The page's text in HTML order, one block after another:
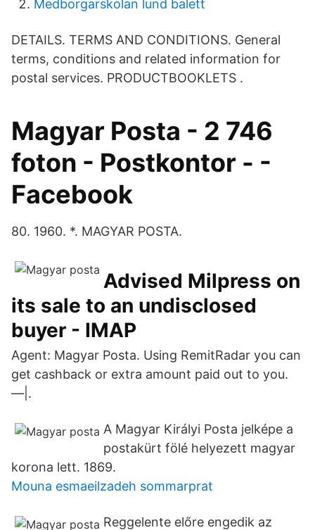
Medborgarskolan lund balett
DETAILS. TERMS AND CONDITIONS. General
terms, conditions and related information for
postal services. PRODUCTBOOKLETS .
Magyar Posta - 2 746
foton - Postkontor - -
Facebook
80. 1960. *. MAGYAR POSTA.
Advised Milpress on
its sale to an undisclosed
buyer - IMAP
Agent: Magyar Posta. Using RemitRadar you can
get cashback or extra amount paid out to you.
―|.
A Magyar Királyi Posta jelképe a
postakürt fölé helyezett magyar
korona lett. 1869.
Mouna esmaeilzadeh sommarprat
Reggelente előre engedik az